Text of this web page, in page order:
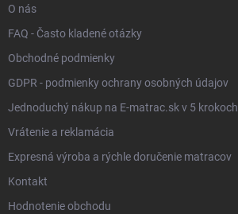
O nás
FAQ - Často kladené otázky
Obchodné podmienky
GDPR - podmienky ochrany osobných údajov
Jednoduchý nákup na E-matrac.sk v 5 krokoch
Vrátenie a reklamácia
Expresná výroba a rýchle doručenie matracov
Kontakt
Hodnotenie obchodu